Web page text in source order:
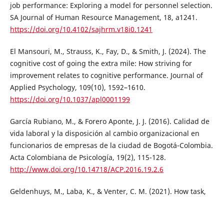
job performance: Exploring a model for personnel selection.
SA Journal of Human Resource Management, 18, a1241.
https://doi.org/10.4102/sajhrm.v18i0.1241
El Mansouri, M., Strauss, K., Fay, D., & Smith, J. (2024). The
cognitive cost of going the extra mile: How striving for
improvement relates to cognitive performance. Journal of
Applied Psychology, 109(10), 1592–1610.
https://doi.org/10.1037/apl0001199
García Rubiano, M., & Forero Aponte, J. J. (2016). Calidad de
vida laboral y la disposición al cambio organizacional en
funcionarios de empresas de la ciudad de Bogotá-Colombia.
Acta Colombiana de Psicología, 19(2), 115-128.
http://www.doi.org/10.14718/ACP.2016.19.2.6
Geldenhuys, M., Laba, K., & Venter, C. M. (2021). How task,